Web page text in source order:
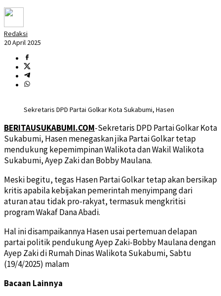
Redaksi
20 April 2025
Sekretaris DPD Partai Golkar Kota Sukabumi, Hasen
BERITAUSUKABUMI.COM-Sekretaris DPD Partai Golkar Kota
Sukabumi, Hasen menegaskan jika Partai Golkar tetap
mendukung kepemimpinan Walikota dan Wakil Walikota
Sukabumi, Ayep Zaki dan Bobby Maulana.
Meski begitu, tegas Hasen Partai Golkar tetap akan bersikap
kritis apabila kebijakan pemerintah menyimpang dari
aturan atau tidak pro-rakyat, termasuk mengkritisi
program Wakaf Dana Abadi.
Hal ini disampaikannya Hasen usai pertemuan delapan
partai politik pendukung Ayep Zaki-Bobby Maulana dengan
Ayep Zaki di Rumah Dinas Walikota Sukabumi, Sabtu
(19/4/2025) malam
Bacaan Lainnya